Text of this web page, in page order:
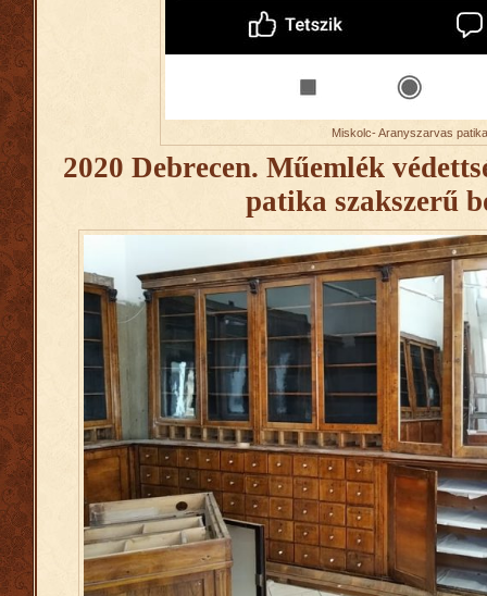
Miskolc- Aranyszarvas patika
2020 Debrecen. Műemlék
patika szakszerű